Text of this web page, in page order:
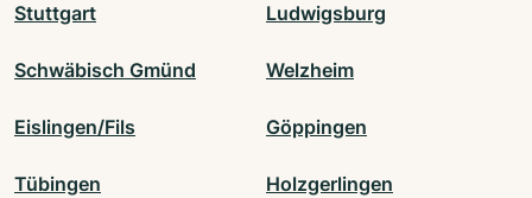
Stuttgart Ludwigsburg
Schwäbisch Gmünd Welzheim
Eislingen/Fils Göppingen
Tübingen Holzgerlingen